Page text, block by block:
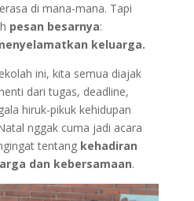
di mana-mana. Tapi
pesan besarnya:
keluarga.
ini, kita semua diajak
dari tugas, deadline,
hiruk-pikuk kehidupan
nggak cuma jadi acara
tentang kehadiran
dan kebersamaan.